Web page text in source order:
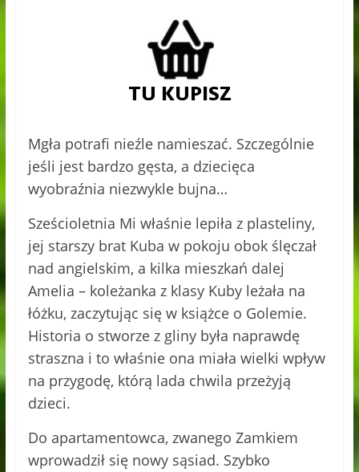
Mgła potrafi nieźle namieszać. Szczególnie
jeśli jest bardzo gęsta, a dziecięca
wyobraźnia niezwykle bujna…
Sześcioletnia Mi właśnie lepiła z plasteliny,
jej starszy brat Kuba w pokoju obok ślęczał
nad angielskim, a kilka mieszkań dalej
Amelia – koleżanka z klasy Kuby leżała na
łóżku, zaczytując się w książce o Golemie.
Historia o stworze z gliny była naprawdę
straszna i to właśnie ona miała wielki wpływ
na przygodę, którą lada chwila przeżyją
dzieci.
Do apartamentowca, zwanego Zamkiem
wprowadził się nowy sąsiad. Szybko